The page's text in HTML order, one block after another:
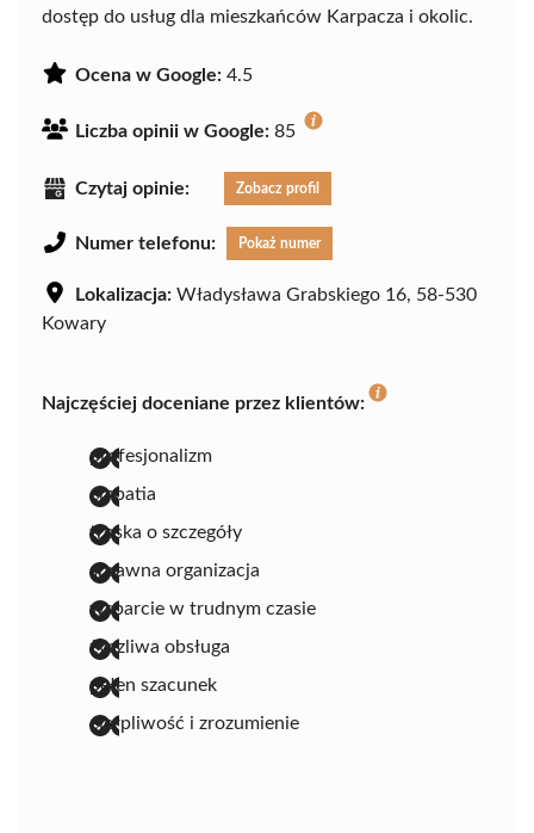
dostęp do usług dla mieszkańców Karpacza i okolic.
Ocena w Google: 4.5
Liczba opinii w Google: 85
Czytaj opinie: Zobacz profil
Numer telefonu: Pokaż numer
Lokalizacja: Władysława Grabskiego 16, 58-530
Kowary
Najczęściej doceniane przez klientów:
profesjonalizm
empatia
troska o szczegóły
sprawna organizacja
wsparcie w trudnym czasie
życzliwa obsługa
pełen szacunek
cierpliwość i zrozumienie